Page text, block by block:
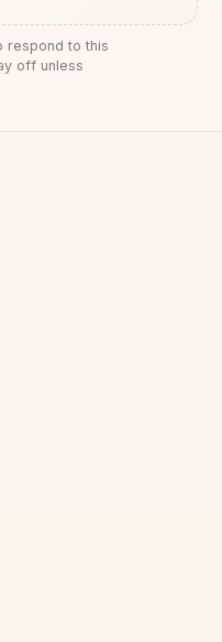
respond to this
off unless